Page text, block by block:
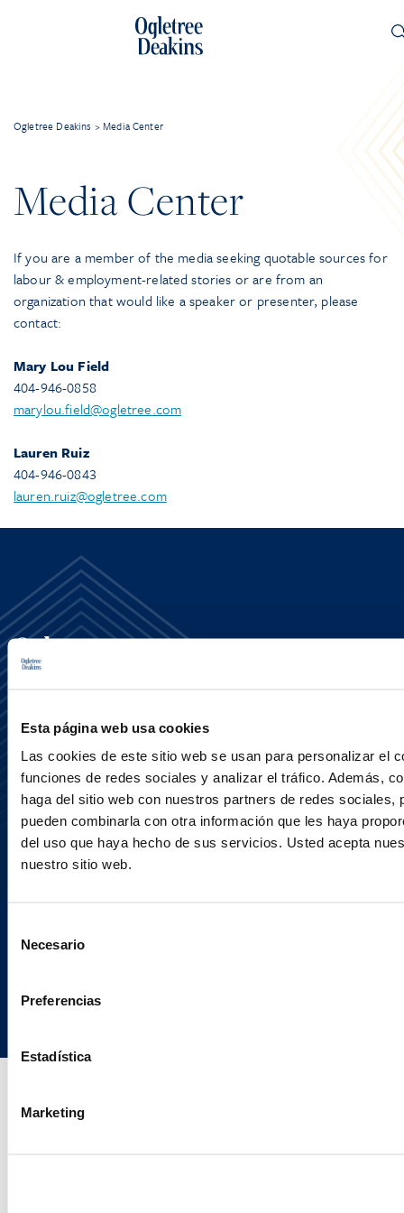
Esta página web usa cookies
Las cookies de este sitio web se usan para personalizar el
funciones de redes sociales y analizar el tráfico. Además,
haga del sitio web con nuestros partners de redes sociales,
pueden combinarla con otra información que les haya
del uso que haya hecho de sus servicios. Usted acepta
nuestro sitio web.
Necesario
Preferencias
Estadística
Marketing
Ogletree Deakins >Media Center
Media Center
If you are a member of the media seeking quotable sources for
labour & employment-related stories or are from an
organization that would like a speaker or presenter, please
contact:
Mary Lou Field
404-946-0858
marylou.field@ogletree.com
Lauren Ruiz
404-946-0843
lauren.ruiz@ogletree.com
Media Center
Contact Us
Newsletter
LinkedIn
X